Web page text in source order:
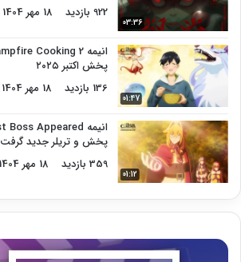
03:36
922 بازدید
18 مهر 1404
01:47
پخش اکتبر ۲۰۲۵
136 بازدید
18 مهر 1404
01:12
پخش و تریلر جدید گرفت
359 بازدید
18 مهر 1404